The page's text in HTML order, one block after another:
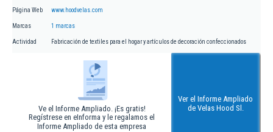
Página Web www.hoodvelas.com
Marcas 1 marcas
Actividad Fabricación de textiles para el hogar y artículos de decoración confeccionados
Ve el Informe Ampliado. ¡Es gratis!
Regístrese en eInforma y le regalamos el
Informe Ampliado de esta empresa
Ver el Informe Ampliado
de Velas Hood Sl.